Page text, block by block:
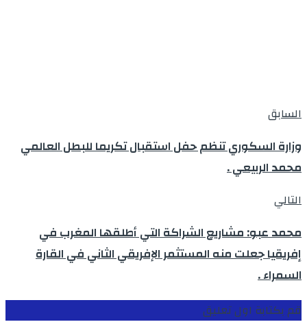
السابق
وزارة السكوري تنظم حفل استقبال تكريما للبطل العالمي
محمد الربيعي .
التالي
محمد عبو: مشاريع الشراكة التي أطلقها المغرب في
إفريقيا جعلت منه المستثمر الإفريقي الثاني في القارة
السمراء .
قم بكتابة اول تعليق